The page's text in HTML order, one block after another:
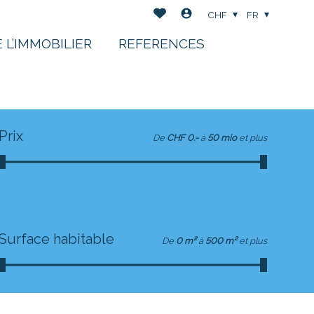
REFERENCES
CHF FR
Prix De CHF 0.- à 50 mio et plus
habitable De 0 m² à 500 m² et plus